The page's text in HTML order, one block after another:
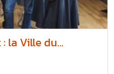
la Ville du...